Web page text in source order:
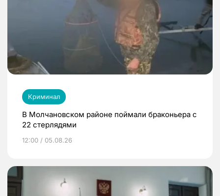
Криминал
В Молчановском районе поймали браконьера с
22 стерлядями
12:00 / 05.08.26